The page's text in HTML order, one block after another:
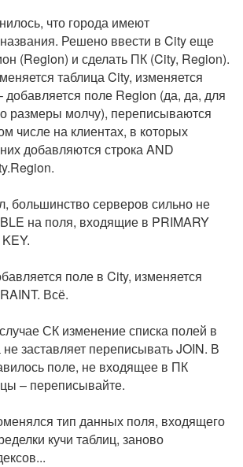
что города имеют
Решено ввести в City еще
(Region) и сделать ПК (City, Region).
таблица City, изменяется
добавляется поле Region (да, да, для
размеры молчу), переписываются
числе на клиентах, в которых
добавляются строка AND
большинство серверов сильно не
на поля, входящие в PRIMARY
поле в City, изменяется
Всё.
СК изменение списка полей в
заставляет переписывать JOIN. В
поле, не входящее в ПК
– переписывайте.
тип данных поля, входящего
кучи таблиц, заново